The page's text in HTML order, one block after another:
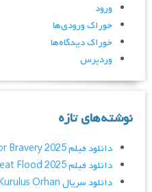
ورود
خوراک ورودی‌ها
خوراک دیدگاه‌ها
وردپرس
نوشته‌های تازه
دانلود فیلم A Time for Bravery 2025
دانلود فیلم The Great Flood 2025
دانلود سریال Kurulus Orhan